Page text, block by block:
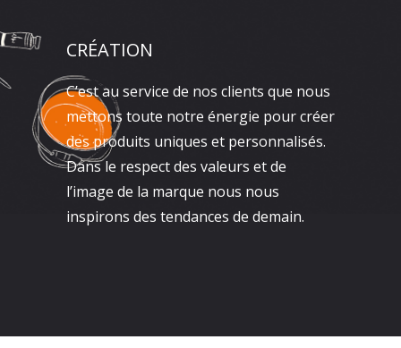
CRÉATION
C’est au service de nos clients que nous
mettons toute notre énergie pour créer
des produits uniques et personnalisés.
Dans le respect des valeurs et de
l’image de la marque nous nous
inspirons des tendances de demain.